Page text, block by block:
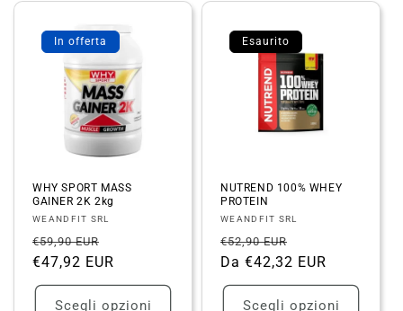
In offerta
WHY SPORT MASS
GAINER 2K 2kg
Fornitore:
WEANDFIT SRL
Prezzo
di
listino
€59,90 EUR
scontato
€47,92 EUR
Scegli opzioni
Esaurito
NUTREND 100% WHEY
PROTEIN
Fornitore:
WEANDFIT SRL
Prezzo
di
listino
€52,90 EUR
scontato
Da €42,32 EUR
Scegli opzioni